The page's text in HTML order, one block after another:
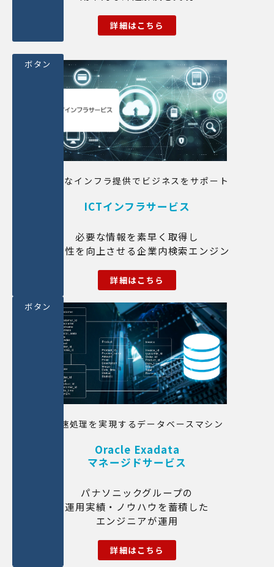
詳細はこちら
最適なインフラ提供でビジネスをサポート
ICTインフラサービス
必要な情報を素早く取得し
生産性を向上させる企業内検索エンジン
ボタン
詳細はこちら
高速処理を実現するデータベースマシン
Oracle Exadata
マネージドサービス
パナソニックグループの
運用実績・ノウハウを蓄積した
エンジニアが運用
ボタン
詳細はこちら